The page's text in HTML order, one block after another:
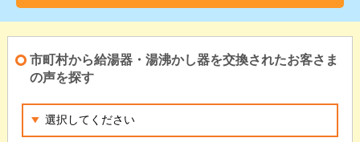
市町村から給湯器・湯沸かし器を交換されたお客さま
の声を探す